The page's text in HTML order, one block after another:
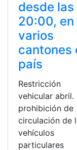
desde las
20:00, en
varios
cantones
país
Restricción
vehicular abril.
prohibición de
circulación de
vehículos
particulares